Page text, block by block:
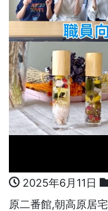
2025年6月11日
原二番館,朝高原居宅